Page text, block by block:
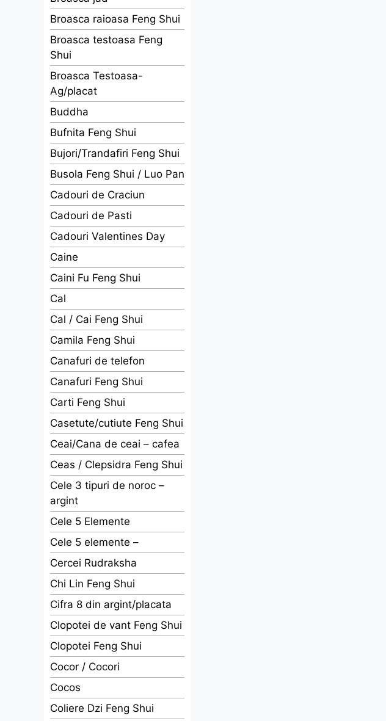
Broasca raioasa Feng Shui
Broasca testoasa Feng
Shui
Broasca Testoasa-
Ag/placat
Buddha
Bufnita Feng Shui
Bujori/Trandafiri Feng Shui
Busola Feng Shui / Luo Pan
Cadouri de Craciun
Cadouri de Pasti
Cadouri Valentines Day
Caine
Caini Fu Feng Shui
Cal
Cal / Cai Feng Shui
Camila Feng Shui
Canafuri de telefon
Canafuri Feng Shui
Carti Feng Shui
Casetute/cutiute Feng Shui
Ceai/Cana de ceai – cafea
Ceas / Clepsidra Feng Shui
Cele 3 tipuri de noroc –
argint
Cele 5 Elemente
Cele 5 elemente –
Cercei Rudraksha
Chi Lin Feng Shui
Cifra 8 din argint/placata
Clopotei de vant Feng Shui
Clopotei Feng Shui
Cocor / Cocori
Cocos
Coliere Dzi Feng Shui